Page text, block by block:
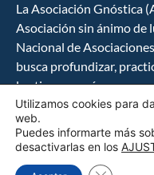
La Asociación Gnóstica
Asociación sin ánimo de
Nacional de
busca profundizar,
los tiempos y épocas.
Utilizamos cookies para
web.
Puedes informarte más
desactivarlas en los